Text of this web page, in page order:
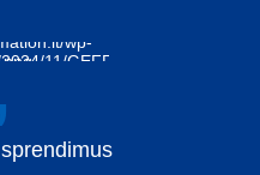
sprendimus